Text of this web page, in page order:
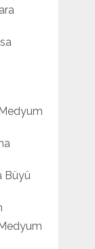
Büyü